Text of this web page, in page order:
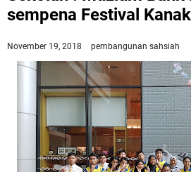
sempena Festival
November 19, 2018 pembangunan sahsiah